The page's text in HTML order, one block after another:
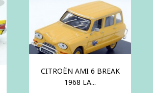
CITROËN AMI 6 BREAK
1968 LA...